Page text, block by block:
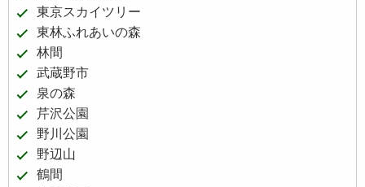
東京スカイツリー
東林ふれあいの森
林間
武蔵野市
泉の森
芹沢公園
野川公園
野辺山
鶴間